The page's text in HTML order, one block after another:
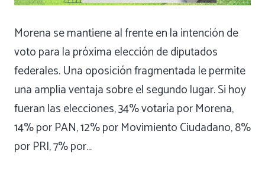
Morena se mantiene al frente en la intención de
voto para la próxima elección de diputados
federales. Una oposición fragmentada le permite
una amplia ventaja sobre el segundo lugar. Si hoy
fueran las elecciones, 34% votaría por Morena,
14% por PAN, 12% por Movimiento Ciudadano, 8%
por PRI, 7% por…